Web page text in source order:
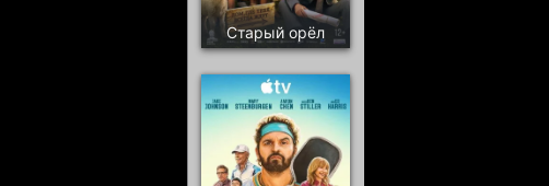
Старый орёл